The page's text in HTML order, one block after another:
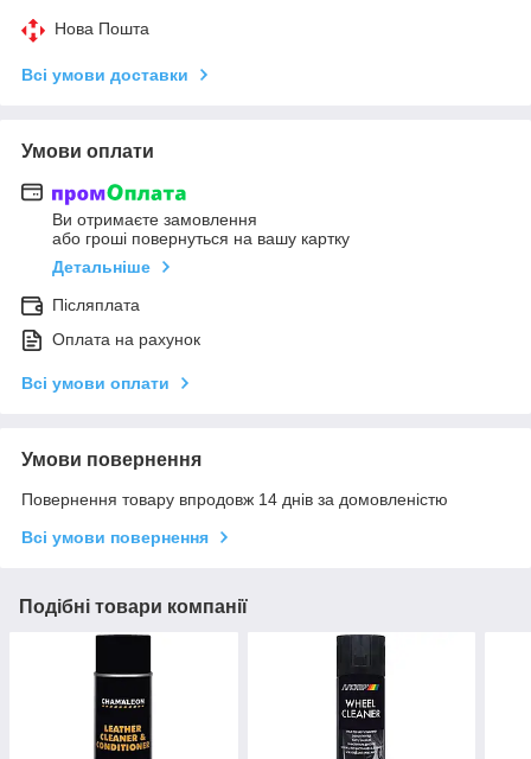
Нова Пошта
Всі умови доставки
Умови оплати
Ви отримаєте замовлення
або гроші повернуться на вашу картку
Детальніше
Післяплата
Оплата на рахунок
Всі умови оплати
Умови повернення
Повернення товару впродовж 14 днів за домовленістю
Всі умови повернення
Подібні товари компанії